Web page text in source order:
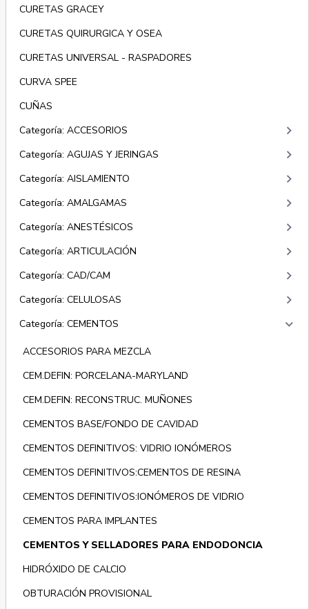
CURETAS GRACEY
CURETAS QUIRURGICA Y OSEA
CURETAS UNIVERSAL - RASPADORES
CURVA SPEE
CUÑAS
Categoría: ACCESORIOS
keyboard_arrow_right
Categoría: AGUJAS Y JERINGAS keyboard_arrow_right
Categoría: AISLAMIENTO keyboard_arrow_right
Categoría: AMALGAMAS keyboard_arrow_right
Categoría: ANESTÉSICOS keyboard_arrow_right
Categoría: ARTICULACIÓN keyboard_arrow_right
Categoría: CAD/CAM keyboard_arrow_right
Categoría: CELULOSAS keyboard_arrow_right
Categoría: CEMENTOS keyboard_arrow_right
ACCESORIOS PARA MEZCLA
CEM.DEFIN: PORCELANA-MARYLAND
CEM.DEFIN: RECONSTRUC. MUÑONES
CEMENTOS BASE/FONDO DE CAVIDAD
CEMENTOS DEFINITIVOS: VIDRIO IONÓMEROS
CEMENTOS DEFINITIVOS:CEMENTOS DE RESINA
CEMENTOS DEFINITIVOS:IONÓMEROS DE VIDRIO
CEMENTOS PARA IMPLANTES
CEMENTOS Y SELLADORES PARA ENDODONCIA
HIDRÓXIDO DE CALCIO
OBTURACIÓN PROVISIONAL